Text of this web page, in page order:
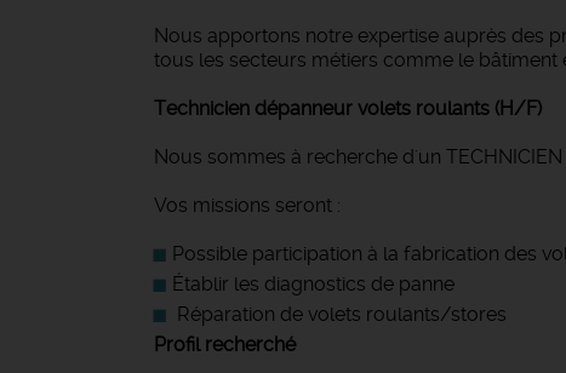
Nous apportons notre expertise auprès des
tous les secteurs métiers comme le bâtiment
Technicien dépanneur volets roulants (H/F)
Nous sommes à recherche d'un
Vos missions seront :
Possible participation à la fabrication des
Établir les diagnostics de panne
Réparation de volets roulants/stores
Profil recherché